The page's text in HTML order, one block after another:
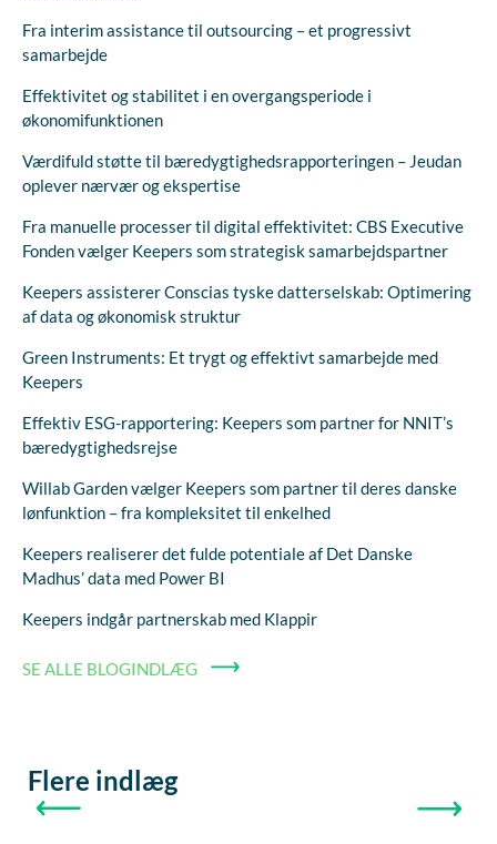
Fra interim assistance til outsourcing – et progressivt
samarbejde
Effektivitet og stabilitet i en overgangsperiode i
økonomifunktionen
Værdifuld støtte til bæredygtighedsrapporteringen – Jeudan
oplever nærvær og ekspertise
Fra manuelle processer til digital effektivitet: CBS Executive
Fonden vælger Keepers som strategisk samarbejdspartner
Keepers assisterer Conscias tyske datterselskab: Optimering
af data og økonomisk struktur
Green Instruments: Et trygt og effektivt samarbejde med
Keepers
Effektiv ESG-rapportering: Keepers som partner for NNIT’s
bæredygtighedsrejse
Willab Garden vælger Keepers som partner til deres danske
lønfunktion – fra kompleksitet til enkelhed
Keepers realiserer det fulde potentiale af Det Danske
Madhus’ data med Power BI
Keepers indgår partnerskab med Klappir
SE ALLE BLOGINDLÆG
Flere indlæg